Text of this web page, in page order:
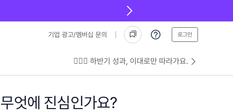
기업 광고/멤버십 문의 로그인
💁🏻‍♂️ 하반기 성과, 이대로만 따라가요.
엇에 진심인가요?